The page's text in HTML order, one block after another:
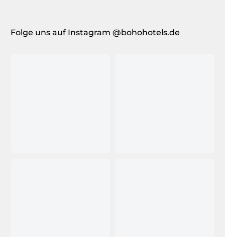
Folge uns auf Instagram @bohohotels.de